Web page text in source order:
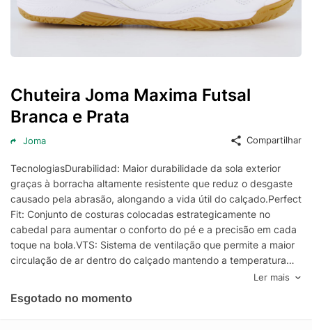
Chuteira Joma Maxima Futsal
Branca e Prata
Joma Compartilhar
TecnologiasDurabilidad: Maior durabilidade da sola exterior
graças à borracha altamente resistente que reduz o desgaste
causado pela abrasão, alongando a vida útil do calçado.Perfect
Fit: Conjunto de costuras colocadas estrategicamente no
cabedal para aumentar o conforto do pé e a precisão em cada
toque na bola.VTS: Sistema de ventilação que permite a maior
circulação de ar dentro do calçado mantendo a temperatura
jogador.Fibertec: Material sintético leve, resistente e
confortável que se assemelha ao couro oferecendo uma
Ler mais
Esgotado no momento